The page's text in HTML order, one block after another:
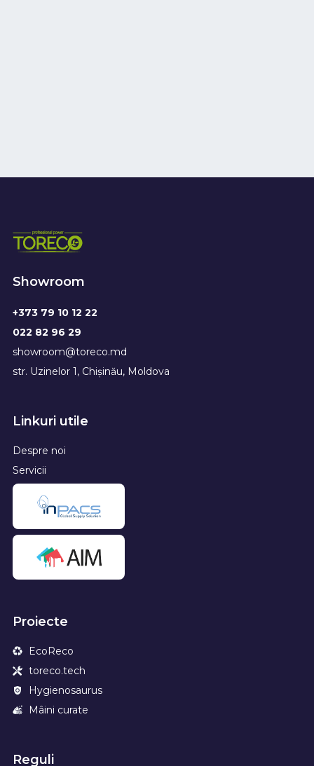
Showroom
+373 79 10 12 22
022 82 96 29
showroom@toreco.md
str. Uzinelor 1, Chișinău, Moldova
Linkuri utile
Despre noi
Servicii
Proiecte
EcoReco
toreco.tech
Hygienosaurus
Mâini curate
Reguli